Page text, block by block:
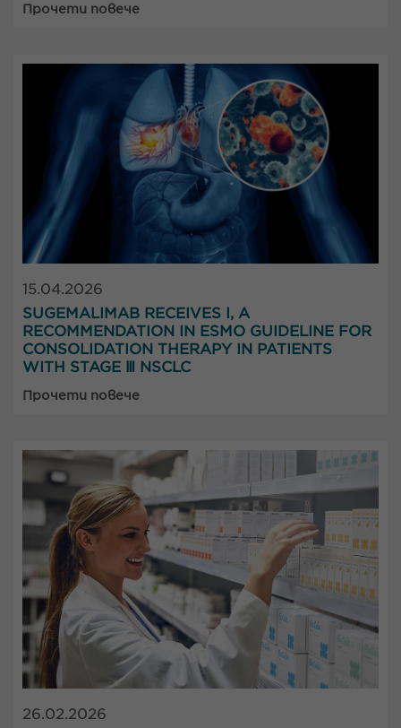
Прочети повече
15.04.2026
SUGEMALIMAB RECEIVES I, A
RECOMMENDATION IN ESMO GUIDELINE FOR
CONSOLIDATION THERAPY IN PATIENTS
WITH STAGE Ⅲ NSCLC
Прочети повече
26.02.2026